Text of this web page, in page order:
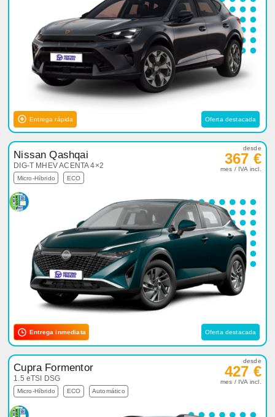
Entrega rápida Oferta destacada
Nissan Qashqai
DIG-T MHEV ACENTA 4×2
Micro-Híbrido ECO
desde
367 €
mes / IVA incl.
Entrega inmediata Oferta destacada
Cupra Formentor
1.5 eTSI DSG
Micro-Híbrido ECO Automático
desde
427 €
mes / IVA incl.